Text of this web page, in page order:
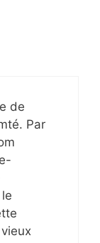
de
Par